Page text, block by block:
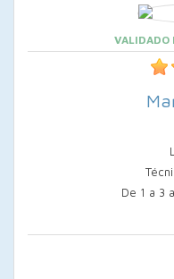
VALIDADO
De 1 a 3